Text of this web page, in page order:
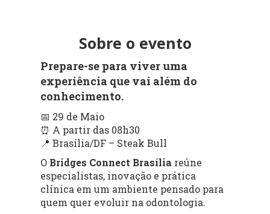
Sobre o evento
Prepare-se para viver uma
experiência que vai além do
conhecimento.
📅 29 de Maio
⏰ A partir das 08h30
📍 Brasília/DF – Steak Bull
O Bridges Connect Brasília reúne
especialistas, inovação e prática
clínica em um ambiente pensado para
quem quer evoluir na odontologia.